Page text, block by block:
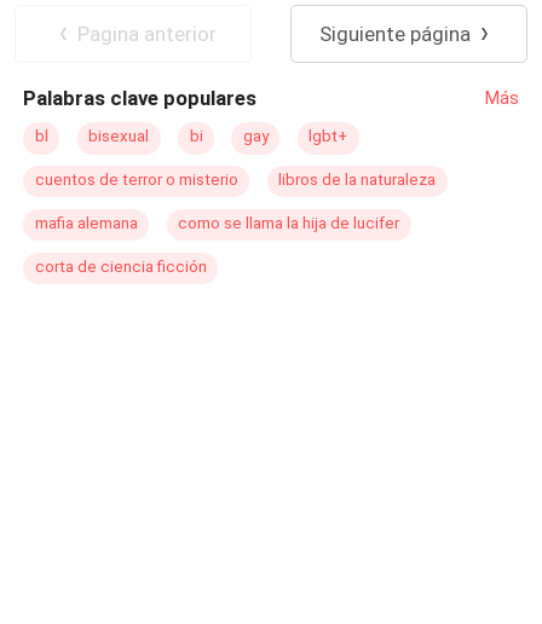
Pagina anterior Siguiente página
Palabras clave populares Más
bl bisexual bi gay lgbt+
cuentos de terror o misterio libros de la naturaleza
mafia alemana como se llama la hija de lucifer
corta de ciencia ficción